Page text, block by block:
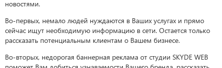
новостями.
Во-первых, немало людей нуждаются в Ваших услугах и прямо
сейчас ищут необходимую информацию в сети. Остается только
рассказать потенциальным клиентам о Вашем бизнесе.
Во-вторых, недорогая баннерная реклама от студии SKYDE WEB